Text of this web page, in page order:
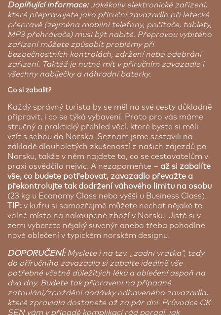
Doplňující informace: Jakékoliv elektronické zařízení,
které přepravujete jako příruční zavazadlo při letecké
přepravě (zejména mobilní telefony, počítače, tablety,
MP3 přehrávače) musí být nabité. Přepravou vybitého
zařízení můžete způsobit problémy při
bezpečnostních kontrolách, zdržení nebo odebrání
zařízení. Taktéž je nutné mít v příručním zavazadle i
všechny nabíječky a náhradní baterky.
Co si zabalit?
Každý správný turista by se měl na své cesty důkladně
připravit, i co se týká vybavení. Proto pro vás máme
stručný a praktický přehled věcí, které byste si měli
vzít s sebou do Norska. Seznam jsme sestavili na
základě dlouholetých zkušeností z našich zájezdů po
Norsku, takže v něm najdete to, co se cestovatelům v
praxi osvědčilo nejvíc. A nezapomeňte – až si zabalíte
vše, co budete potřebovat, zavazadlo převažte a
překontrolujte tak dodržení váhového limitu na osobu
(23 kg u Economy Class nebo vyšší u Business Class).
TIP: v kufru si samozřejmě můžete nechat nějaké to
volné místo na nakoupené zboží v Norsku. Jistě si v
zemi vyberete nějaký suvenýr anebo třeba pohodlné
nové oblečení v typickém norském designu.
DOPORUČENÍ: Myslete i na tzv. „zadní vrátka“, tedy
do příručního zavazadla si zabalte ideálně vše
potřebné včetně důležitých léků a oblečení aspoň na
dva dny. Budete tak připraveni na případné
zatoulání/zpoždění dodávky odbaveného zavazadla,
které zpravidla dostanete až za pár dní. Průvodce CK
SEN vám v případě komplikací rád poradí, jak